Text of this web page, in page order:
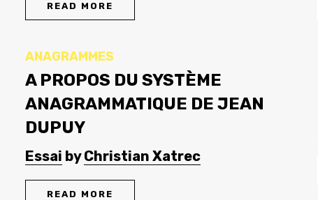
READ MORE
ANAGRAMMES
A PROPOS DU SYSTÈME
ANAGRAMMATIQUE DE JEAN
DUPUY
Essai byChristian Xatrec
READ MORE